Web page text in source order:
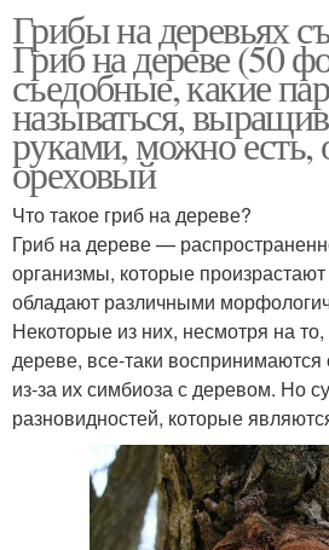
Грибы на деревьях
Гриб на дереве (50
съедобные, какие
называться,
руками, можно
ореховый
Что такое гриб на дереве?
Гриб на дереве —
организмы, которые
обладают различными
Некоторые из них, несмотря на
дереве, все-таки
из-за их симбиоза с деревом. Но
разновидностей, которые